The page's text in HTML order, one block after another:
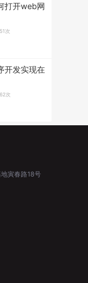
打开web网
次
开发实现在
次
寅春路18号